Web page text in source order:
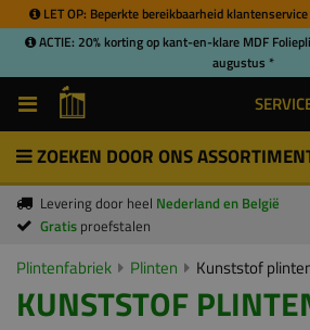
LET OP: Beperkte bereikbaarheid
ACTIE: 20% korting op kant-en-klare MDF
augustus *
ZOEKEN DOOR ONS
Levering door heel Nederland en België
Gratis proefstalen
Plintenfabriek Plinten Kunststof
KUNSTSTOF